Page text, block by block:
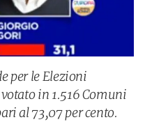
per le Elezioni
in 1.516 Comuni
al 73,07 per cento.